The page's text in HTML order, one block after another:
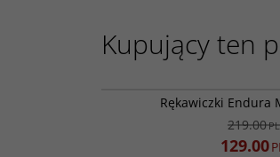
Kupujący ten
Rękawiczki Endura
219.00
129.00